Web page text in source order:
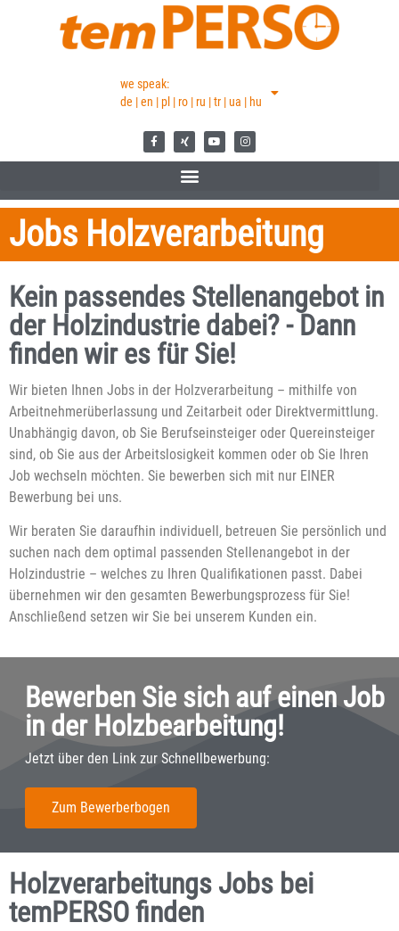
we speak:
de | en | pl | ro | ru | tr | ua | hu
Jobs Holzverarbeitung
Kein passendes Stellenangebot in
der Holzindustrie dabei? - Dann
finden wir es für Sie!
Wir bieten Ihnen Jobs in der Holzverarbeitung – mithilfe von
Arbeitnehmerüberlassung und Zeitarbeit oder Direktvermittlung.
Unabhängig davon, ob Sie Berufseinsteiger oder Quereinsteiger
sind, ob Sie aus der Arbeitslosigkeit kommen oder ob Sie Ihren
Job wechseln möchten. Sie bewerben sich mit nur EINER
Bewerbung bei uns.
Wir beraten Sie daraufhin individuell, betreuen Sie persönlich und
suchen nach dem optimal passenden Stellenangebot in der
Holzindustrie – welches zu Ihren Qualifikationen passt. Dabei
übernehmen wir den gesamten Bewerbungsprozess für Sie!
Anschließend setzen wir Sie bei unserem Kunden ein.
Bewerben Sie sich auf einen Job
in der Holzbearbeitung!
Jetzt über den Link zur Schnellbewerbung:
Zum Bewerberbogen
Holzverarbeitungs Jobs bei
temPERSO finden